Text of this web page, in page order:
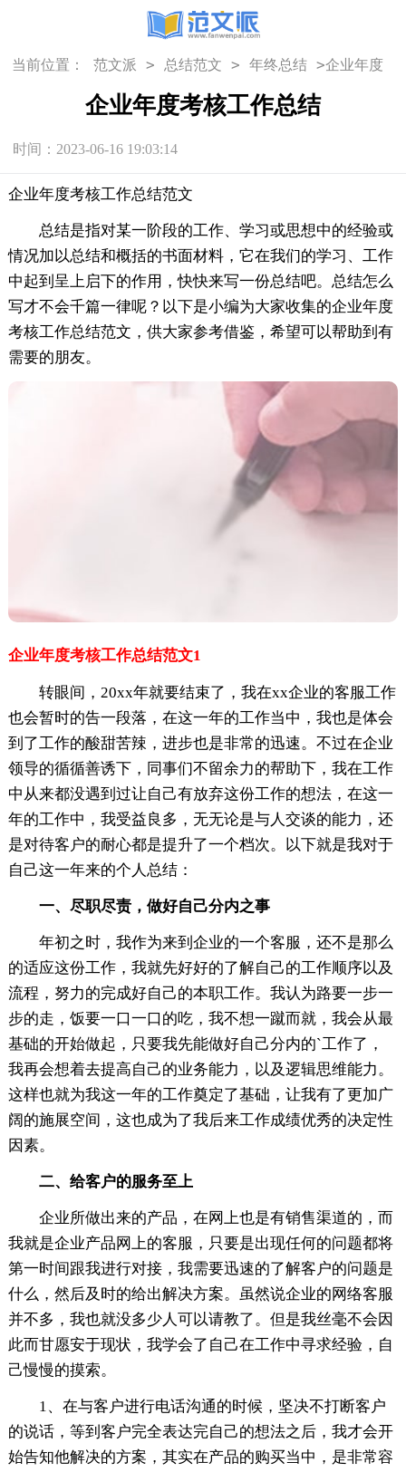
当前位置： 范文派 > 总结范文 > 年终总结 >企业年度
考核工作总结企业年度考核工作总结
时间：2023-06-16 19:03:14
企业年度考核工作总结范文
总结是指对某一阶段的工作、学习或思想中的经验或
情况加以总结和概括的书面材料，它在我们的学习、工作
中起到呈上启下的作用，快快来写一份总结吧。总结怎么
写才不会千篇一律呢？以下是小编为大家收集的企业年度
考核工作总结范文，供大家参考借鉴，希望可以帮助到有
需要的朋友。
企业年度考核工作总结范文1
转眼间，20xx年就要结束了，我在xx企业的客服工作
也会暂时的告一段落，在这一年的工作当中，我也是体会
到了工作的酸甜苦辣，进步也是非常的迅速。不过在企业
领导的循循善诱下，同事们不留余力的帮助下，我在工作
中从来都没遇到过让自己有放弃这份工作的想法，在这一
年的工作中，我受益良多，无无论是与人交谈的能力，还
是对待客户的耐心都是提升了一个档次。以下就是我对于
自己这一年来的个人总结：
一、尽职尽责，做好自己分内之事
年初之时，我作为来到企业的一个客服，还不是那么
的适应这份工作，我就先好好的了解自己的工作顺序以及
流程，努力的完成好自己的本职工作。我认为路要一步一
步的走，饭要一口一口的吃，我不想一蹴而就，我会从最
基础的开始做起，只要我先能做好自己分内的`工作了，
我再会想着去提高自己的业务能力，以及逻辑思维能力。
这样也就为我这一年的工作奠定了基础，让我有了更加广
阔的施展空间，这也成为了我后来工作成绩优秀的决定性
因素。
二、给客户的服务至上
企业所做出来的产品，在网上也是有销售渠道的，而
我就是企业产品网上的客服，只要是出现任何的问题都将
第一时间跟我进行对接，我需要迅速的了解客户的问题是
什么，然后及时的给出解决方案。虽然说企业的网络客服
并不多，我也就没多少人可以请教了。但是我丝毫不会因
此而甘愿安于现状，我学会了自己在工作中寻求经验，自
己慢慢的摸索。
1、在与客户进行电话沟通的时候，坚决不打断客户
的说话，等到客户完全表达完自己的想法之后，我才会开
始告知他解决的方案，其实在产品的购买当中，是非常容